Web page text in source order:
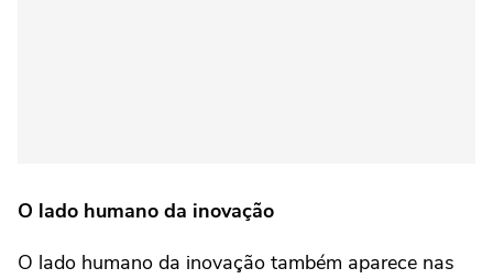
O lado humano da inovação
O lado humano da inovação também aparece nas